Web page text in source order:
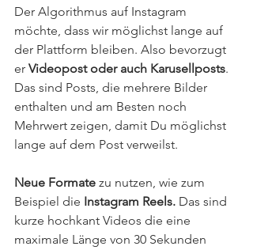
Der Algorithmus auf Instagram
möchte, dass wir möglichst lange auf
der Plattform bleiben. Also bevorzugt
er Videopost oder auch Karusellposts.
Das sind Posts, die mehrere Bilder
enthalten und am Besten noch
Mehrwert zeigen, damit Du möglichst
lange auf dem Post verweilst.
Neue Formate zu nutzen, wie zum
Beispiel die Instagram Reels. Das sind
kurze hochkant Videos die eine
maximale Länge von 30 Sekunden